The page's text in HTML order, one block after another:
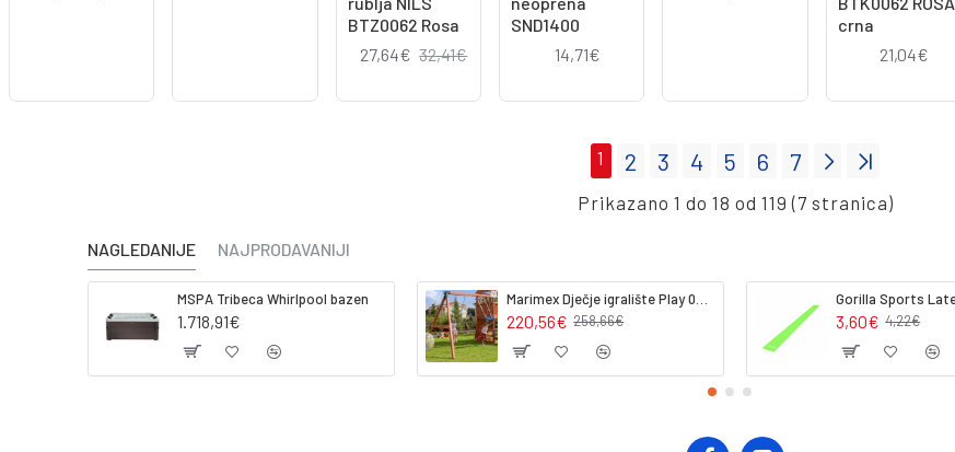
BTZ0062 Rosa
27,64€ 32,41€
SND1400
14,71€
crna
21,04€
1 2 3 4 5 6 7
Prikazano 1 do 18 od 119 (7 stranica)
NAGLEDANIJE NAJPRODAVANIJI
MSPA Tribeca Whirlpool bazen
1.718,91€ 220,56€ 258,66€ 3,60€ 4,22€